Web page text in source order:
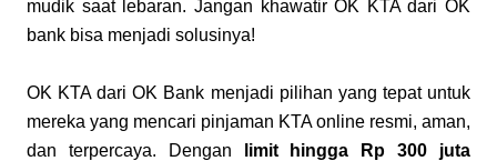
mudik saat lebaran. Jangan khawatir OK KTA dari OK
bank bisa menjadi solusinya!
OK KTA dari OK Bank menjadi pilihan yang tepat untuk
mereka yang mencari pinjaman KTA online resmi, aman,
dan terpercaya. Dengan limit hingga Rp 300 juta